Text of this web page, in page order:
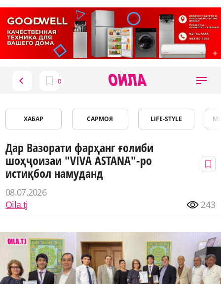
ХАБАР САРМОЯ LIFE-STYLE
Дар Вазорати фарҳанг ғолиби
шоҳҷоизаи "VIVA ASTANA"-ро
истиқбол намуданд
08.07.2026
Oila.tj
243